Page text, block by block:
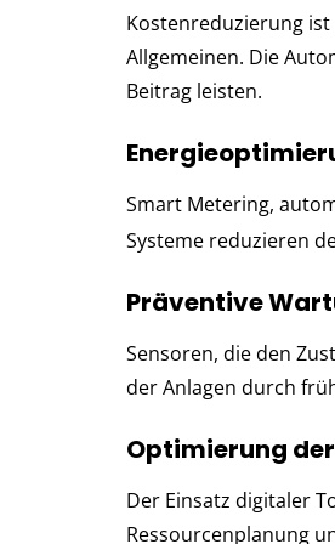
Kostenreduzierung
Allgemeinen. Die
Beitrag leisten.
Smart Metering,
Systeme reduzieren
Präventive
Sensoren, die den
der Anlagen durch
Optimierung
Der Einsatz digitaler
Ressourcenplanung